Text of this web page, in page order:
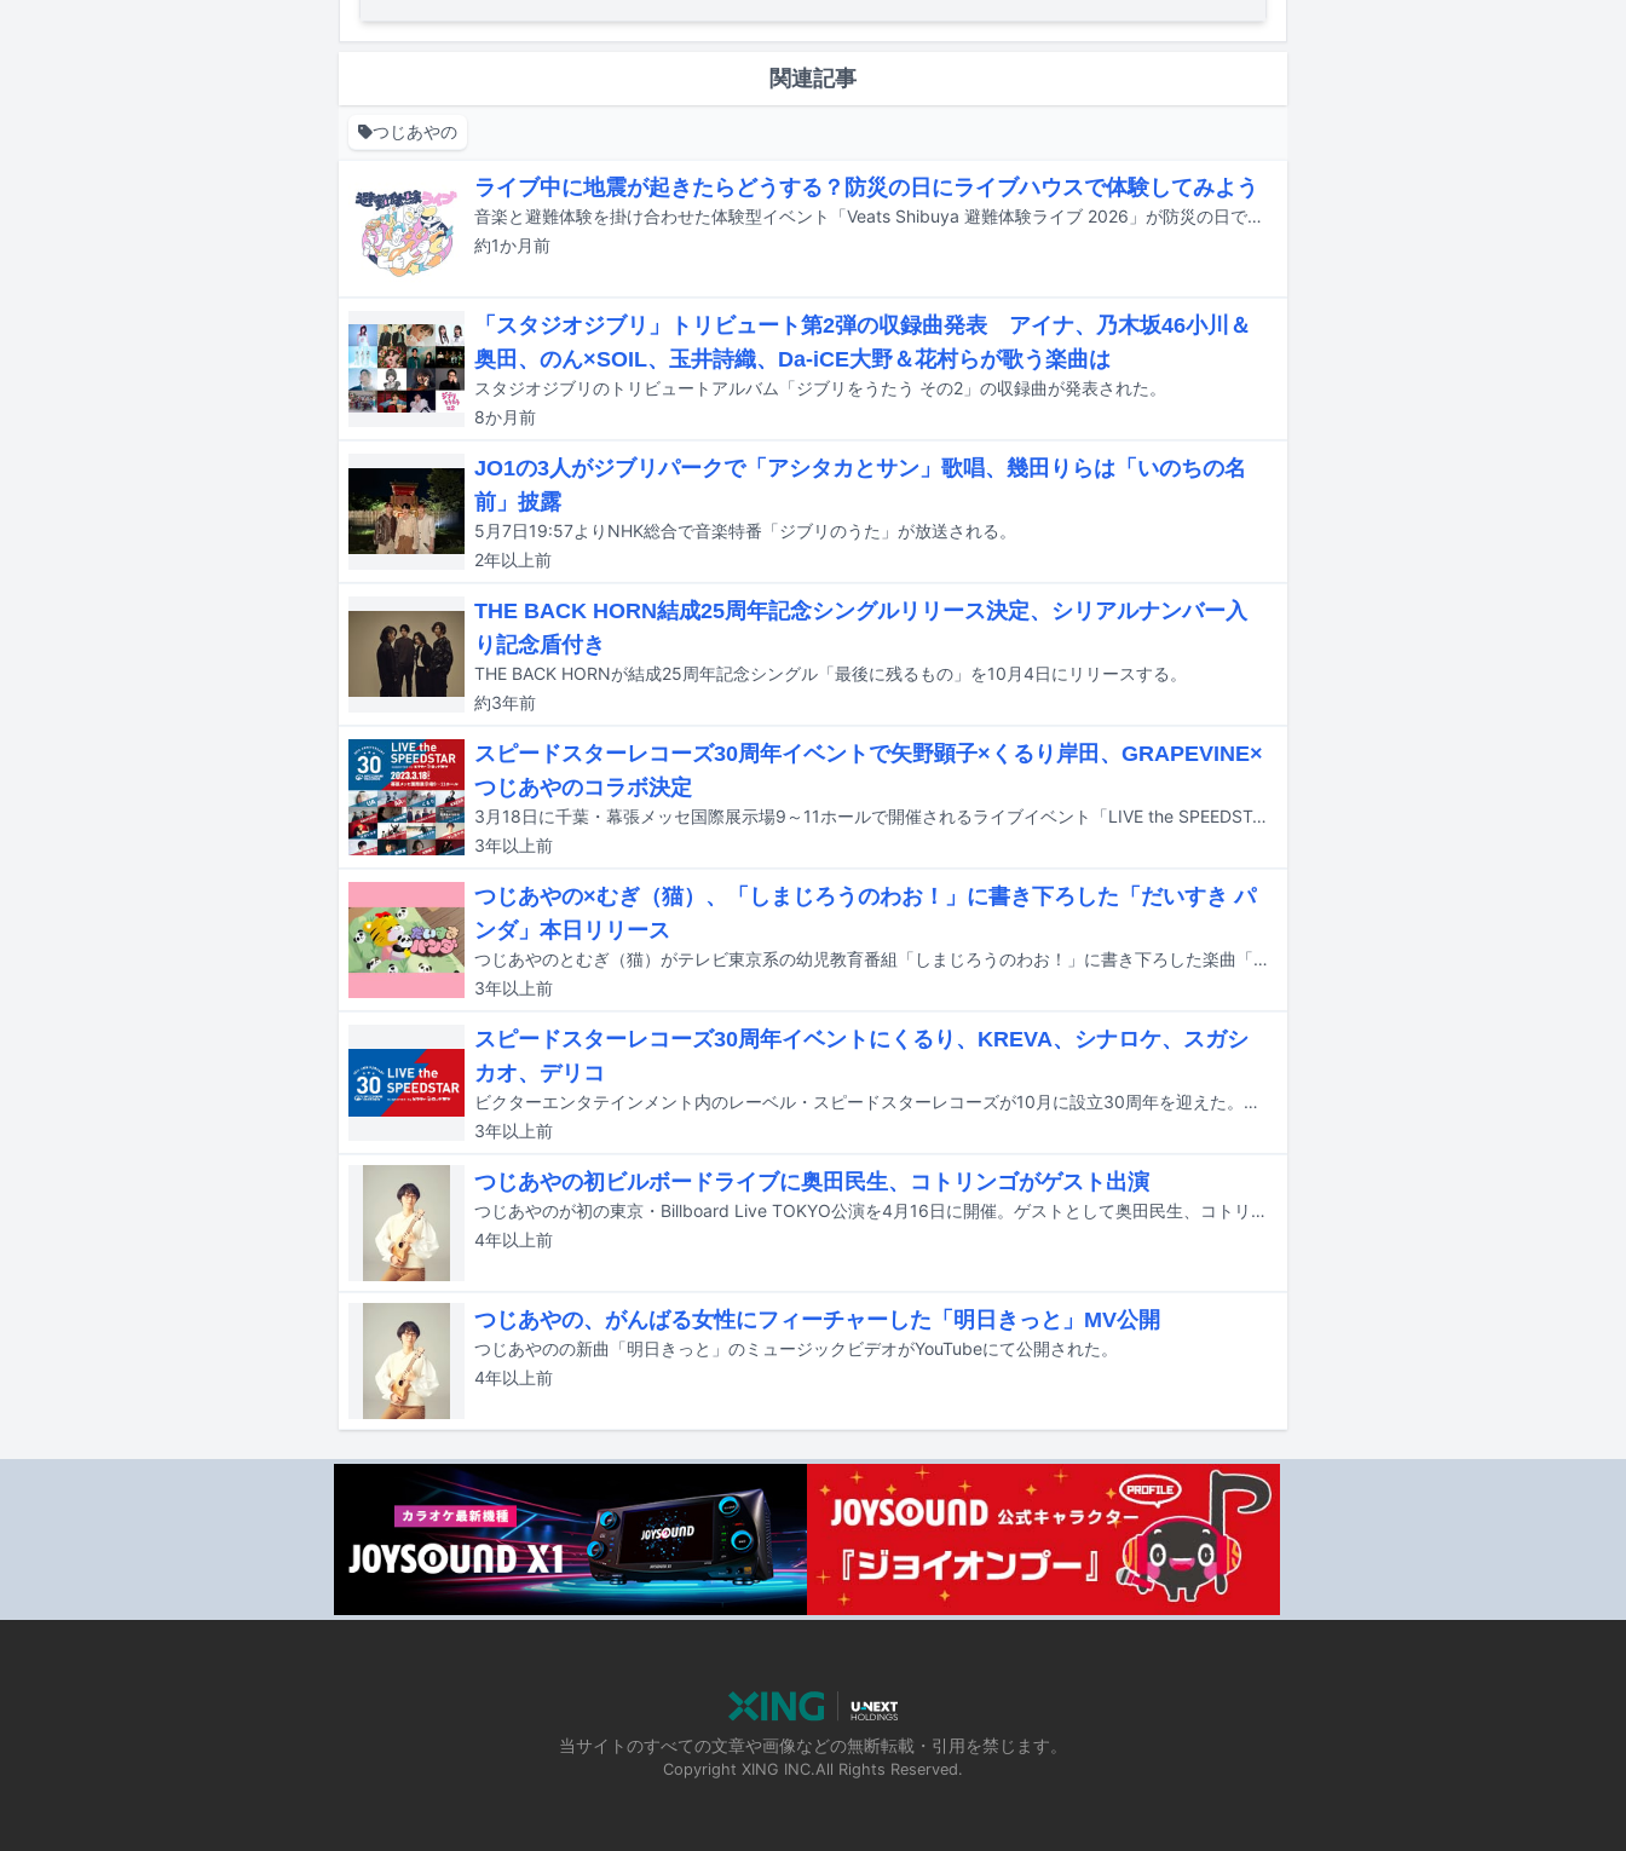
関連記事
つじあやの
ライブ中に地震が起きたらどうする？防災の日にライブハウスで体験してみよう
音楽と避難体験を掛け合わせた体験型イベント「Veats Shibuya 避難体験ライブ 2026」が防災の日である9月1日に東京・Veats Shibuyaで開催される。
約1か月前
「スタジオジブリ」トリビュート第2弾の収録曲発表 アイナ、乃木坂46小川＆
奥田、のん×SOIL、玉井詩織、Da-iCE大野＆花村らが歌う楽曲は
スタジオジブリのトリビュートアルバム「ジブリをうたう その2」の収録曲が発表された。
8か月前
JO1の3人がジブリパークで「アシタカとサン」歌唱、幾田りらは「いのちの名
前」披露
5月7日19:57よりNHK総合で音楽特番「ジブリのうた」が放送される。
2年以上前
THE BACK HORN結成25周年記念シングルリリース決定、シリアルナンバー入
り記念盾付き
THE BACK HORNが結成25周年記念シングル「最後に残るもの」を10月4日にリリースする。
約3年前
スピードスターレコーズ30周年イベントで矢野顕子×くるり岸田、GRAPEVINE×
つじあやのコラボ決定
3月18日に千葉・幕張メッセ国際展示場9～11ホールで開催されるライブイベント「LIVE the SPEEDSTAR」のアーティストコラボが発表された。
3年以上前
つじあやの×むぎ（猫）、「しまじろうのわお！」に書き下ろした「だいすき パ
ンダ」本日リリース
つじあやのとむぎ（猫）がテレビ東京系の幼児教育番組「しまじろうのわお！」に書き下ろした楽曲「だいすき パンダ」が本日1月4日に配信リリースされた。
3年以上前
スピードスターレコーズ30周年イベントにくるり、KREVA、シナロケ、スガシ
カオ、デリコ
ビクターエンタテインメント内のレーベル・スピードスターレコーズが10月に設立30周年を迎えた。これを記念し、所属アーティストが一堂に会するライブイベント「LIVE the SPEEDSTAR」が、3月18日に千葉・幕張メッセ国際展示場9～11ホールで開催される。
3年以上前
つじあやの初ビルボードライブに奥田民生、コトリンゴがゲスト出演
つじあやのが初の東京・Billboard Live TOKYO公演を4月16日に開催。ゲストとして奥田民生、コトリンゴが出演する。
4年以上前
つじあやの、がんばる女性にフィーチャーした「明日きっと」MV公開
つじあやのの新曲「明日きっと」のミュージックビデオがYouTubeにて公開された。
4年以上前
当サイトのすべての文章や画像などの無断転載・引用を禁じます。
Copyright XING INC.All Rights Reserved.